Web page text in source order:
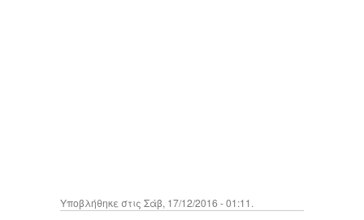
Υποβλήθηκε στις Σάβ, 17/12/2016 - 01:11.